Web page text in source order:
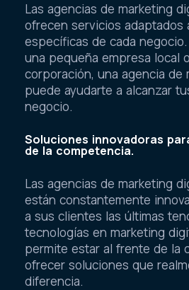
Las agencias de marketing
ofrecen servicios adaptados
específicas de cada
una pequeña empresa local
corporación, una agencia de
puede ayudarte a alcanzar
negocio.
Soluciones innovadoras
de la competencia.
Las agencias de marketing
están constantemente
a sus clientes las últimas
tecnologías en marketing
permite estar al frente de la
ofrecer soluciones que
diferencia.